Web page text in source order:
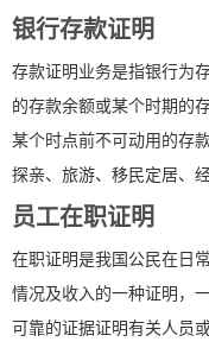
银行存款证明
存款证明业务是指银行为
的存款余额或某个时期的
某个时点前不可动用的存
探亲、旅游、移民定居、
员工在职证明
在职证明是我国公民在日
情况及收入的一种证明，
可靠的证据证明有关人员